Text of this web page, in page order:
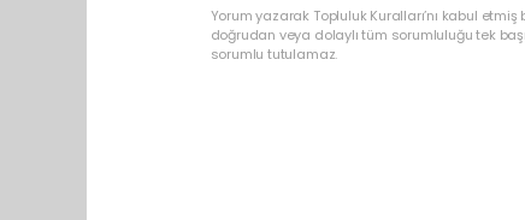
Yorum yazarak Topluluk Kuralları’nı kabul
doğrudan veya dolaylı tüm sorumluluğu tek
sorumlu tutulamaz.